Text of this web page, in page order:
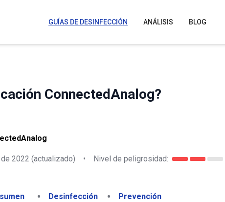
GUÍAS DE DESINFECCIÓN ANÁLISIS BLOG
ConnectedAnalog?
2022 (actualizado) • Nivel de peligrosidad:
Desinfección Prevención